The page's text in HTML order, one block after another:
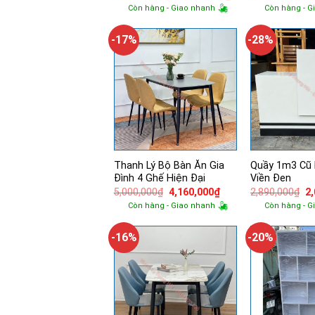
gốc
là:
10,400,000₫.
Còn hàng - Giao nhanh
là:
Còn hàng -
-17%
Thanh Lý Bộ Bàn Ăn Gia
Đình 4 Ghế Hiện Đại
5,000,000₫ Giá
gốc
là:
4,160,000₫Giá
hiện
tại
4,160,000₫.
Còn hàng - Giao nhanh
-28%
Quầy 1m3 Cũ
Viền Đen
2,890,000₫
là:
Còn hàng -
-16% -20%